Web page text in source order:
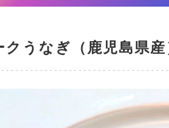
クうなぎ（鹿児島県産